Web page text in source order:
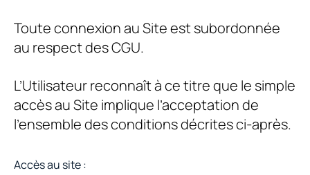
Toute connexion au Site est subordonnée
au respect des CGU.
L’Utilisateur reconnaît à ce titre que le simple
accès au Site implique l’acceptation de
l’ensemble des conditions décrites ci-après.
Accès au site :